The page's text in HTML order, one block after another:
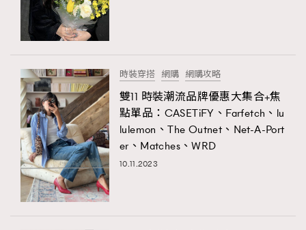
時裝穿搭 網購 網購攻略
雙11 時裝潮流品牌優惠大集合+焦
點單品：CASETiFY、Farfetch、lu
lulemon、The Outnet、Net-A-Port
er、Matches、WRD
10.11.2023